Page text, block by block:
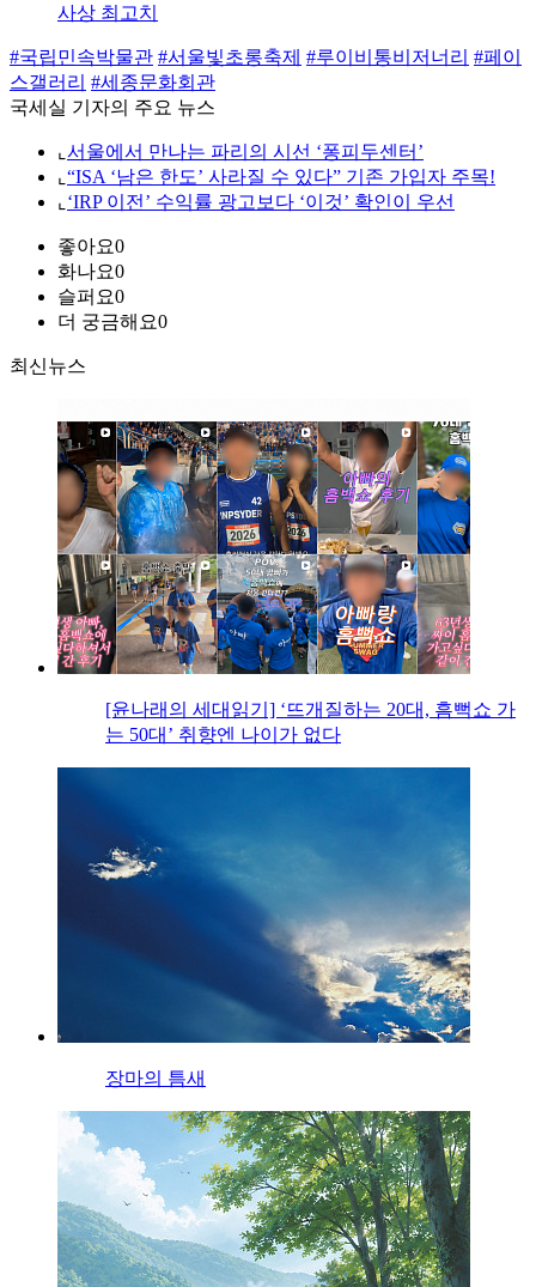
사상 최고치
#국립민속박물관 #서울빛초롱축제 #루이비통비저너리 #페이
스갤러리 #세종문화회관
국세실 기자의 주요 뉴스
⌞ 서울에서 만나는 파리의 시선 ‘퐁피두센터’
⌞ “ISA ‘남은 한도’ 사라질 수 있다” 기존 가입자 주목!
⌞ ‘IRP 이전’ 수익률 광고보다 ‘이것’ 확인이 우선
좋아요0
화나요0
슬퍼요0
더 궁금해요0
최신뉴스
[윤나래의 세대읽기] ‘뜨개질하는 20대, 흠뻑쇼 가
는 50대’ 취향엔 나이가 없다
장마의 틈새